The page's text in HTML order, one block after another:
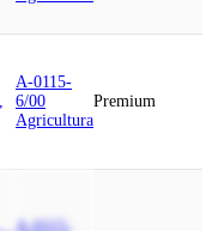
A-0115-
6/00
Agricultura
Premium
A-0115-